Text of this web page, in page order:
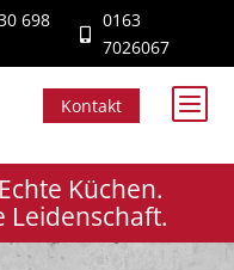
698
0163
7026067
Kontakt b
Küchen.
Leidenschaft.